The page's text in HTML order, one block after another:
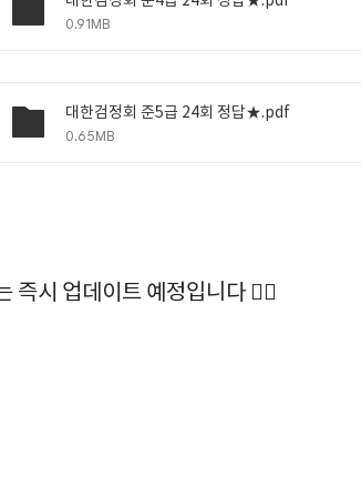
0.91MB
대한검정회 준5급 24회 정답★.pdf
0.65MB
즉시 업데이트 예정입니다 🙆‍♀️